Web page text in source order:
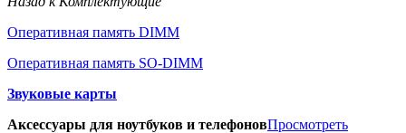
Оперативная память DIMM
Оперативная память SO-DIMM
Звуковые карты
Аксессуары для ноутбуков и телефоновПросмотреть